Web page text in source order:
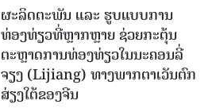
ຜະລິດຕະພັນ ແລະ ຮູບແບບການ
ທ່ອງທ່ຽວທີ່ຫຼາກຫຼາຍ ຊ່ວຍກະຕຸ້ນ
ຕະຫຼາດການທ່ອງທ່ຽວໃນນະຄອນລີ່
ຈຽງ (Lijiang) ທາງພາກຕາເວັນຕົກ
ສ່ຽງໃຕ້ຂອງຈີນ